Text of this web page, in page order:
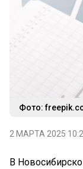
Фото:
2 МАРТА 2025
В